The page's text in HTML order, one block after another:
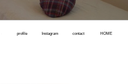
profile Instagram contact HOME